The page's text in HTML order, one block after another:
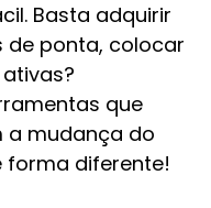
Basta adquirir
ponta, colocar
que
a mudança do
forma diferente!